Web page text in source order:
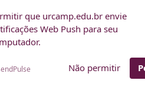
que urcamp.edu.br envie
Web Push para seu
Não permitir
BOLSAS E